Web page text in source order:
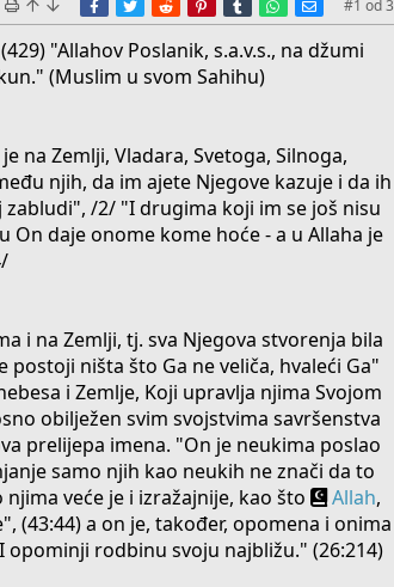
#1 od3
"Allahov Poslanik, s.a.v.s., na džumi
(Muslim u svom Sahihu)
na Zemlji, Vladara, Svetoga, Silnoga,
njih, da im ajete Njegove kazuje i da ih
/2/ "I drugima koji im se još nisu
daje onome kome hoće - a u Allaha je
i na Zemlji, tj. sva Njegova stvorenja bila
postoji ništa što Ga ne veliča, hvaleći Ga"
i Zemlje, Koji upravlja njima Svojom
obilježen svim svojstvima savršenstva
prelijepa imena. "On je neukima poslao
samo njih kao neukih ne znači da to
veće je i izražajnije, kao što
Allah,
(43:44) a on je, također, opomena i onima
rodbinu svoju najbližu." (26:214)